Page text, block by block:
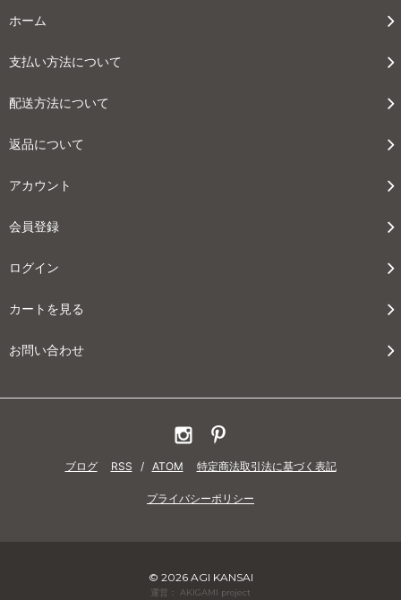
ホーム
支払い方法について
配送方法について
返品について
アカウント
会員登録
ログイン
カートを見る
お問い合わせ
ブログ RSS / ATOM 特定商法取引法に基づく表記
プライバシーポリシー
© 2026 AGI KANSAI
運営： AKIGAMI project